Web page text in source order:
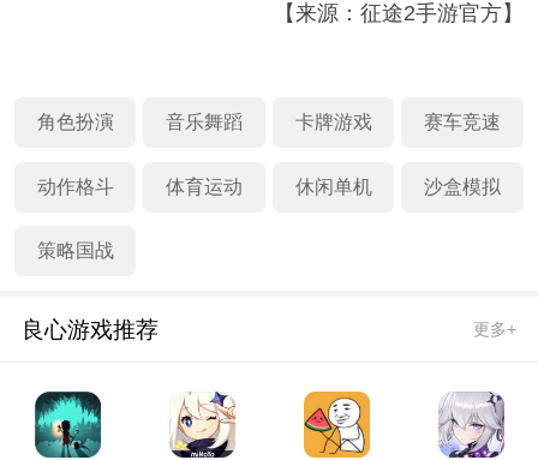
【来源：征途2手游官方】
角色扮演 音乐舞蹈 卡牌游戏 赛车竞速
动作格斗 体育运动 休闲单机 沙盒模拟
策略国战
良心游戏推荐 更多+